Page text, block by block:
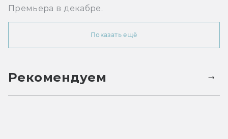
Премьера в декабре.
Показать ещё
Рекомендуем